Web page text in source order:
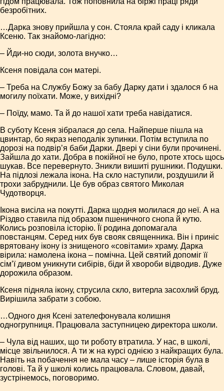
безробітних.
…Дарка знову прийшла у сон. Стояла край саду і кликала
Ксеню. Так знайомо-лагідно:
– Йди-но сюди, золота внучко…
Ксеня повідала сон матері.
– Треба на Службу Божу за бабу Дарку дати і здалося б на
могилу поїхати. Може, у вихідні?
– Поїду, мамо. Та й до нашої хати треба навідатися.
В суботу Ксеня зібралася до села. Найперше пішла на
цвинтар, бо якраз неподалік зупинки. Потім вступила по
дорозі на подвір’я баби Дарки. Двері у сіни були прочинені.
Зайшла до хати. Добра в покійної не було, проте хтось щось
шукав. Все перевернуто. Зникли вишиті рушники. Подушки.
На підлозі лежала ікона. На скло наступили, роздушили й
трохи забруднили. Це був образ святого Миколая
Чудотворця.
Ікона висіла на покутті. Дарка щодня молилася до неї. А на
Різдво ставила під образом пшеничного снопа й кутю.
Колись розповіла історію. Її родина допомагала
повстанцям. Серед них був свояк священника. Він і приніс
врятовану ікону із знищеного «совітами» храму. Дарка
вірила: намолена ікона – помічна. Цей святий допоміг її
сім’ї дивом уникнути сибірів, біди й хвороби відводив. Дуже
дорожила образом.
Ксеня підняла ікону, струсила скло, витерла засохлий бруд.
Вирішила забрати з собою.
…Одного дня Ксені зателефонувала колишня
одногрупниця. Працювала заступницею директора школи.
– Чула від наших, що ти роботу втратила. У нас, в школі,
місце звільнилося. А ти ж на курсі однією з найкращих була.
Навіть на побачення не мала часу – лише історія була в
голові. Та й у школі колись працювала. Словом, давай,
зустрінемось, поговоримо.